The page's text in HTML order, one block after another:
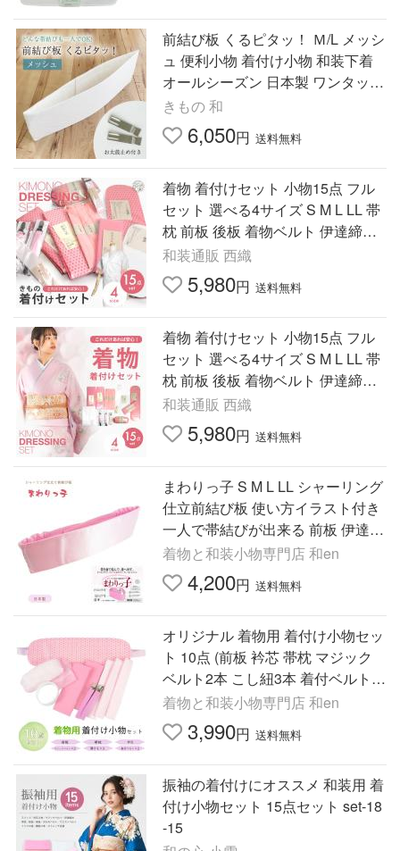
前結び板 くるピタッ！ Ｍ/L メッシ
ュ 便利小物 着付け小物 和装下着
オールシーズン 日本製 ワンタッチ
きもの 和
6,050円 送料無料
着物 着付けセット 小物15点 フル
セット 選べる4サイズ S M L LL 帯
枕 前板 後板 着物ベルト 伊達締め
衿芯 マジックベルト 腰紐 きもの
スリップ ウエストベルト
和装通販 西織
5,980円 送料無料
着物 着付けセット 小物15点 フル
セット 選べる4サイズ S M L LL 帯
枕 前板 後板 着物ベルト 伊達締め
衿芯 マジックベルト 腰紐 きもの
スリップ ウエストベルト
和装通販 西織
5,980円 送料無料
まわりっ子 S M L LL シャーリング
仕立前結び板 使い方イラスト付き
一人で帯結びが出来る 前板 伊達締
め 帯結び 和装小物 まわりっこ 日
本製爆買
着物と和装小物専門店 和en
4,200円 送料無料
オリジナル 着物用 着付け小物セッ
ト 10点 (前板 衿芯 帯枕 マジック
ベルト2本 こし紐3本 着付ベルト2
本 ) 着物小物セット 着物着付けセ
ット フリーサイズ爆買
着物と和装小物専門店 和en
3,990円 送料無料
振袖の着付けにオススメ 和装用 着
付け小物セット 15点セット set-18
-15